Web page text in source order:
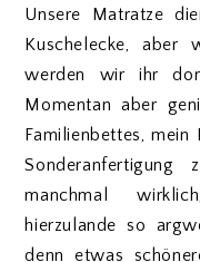
Unsere Matratze
Kuschelecke, aber
werden wir ihr
Momentan aber
Familienbettes,
manchmal
hierzulande so
denn etwas